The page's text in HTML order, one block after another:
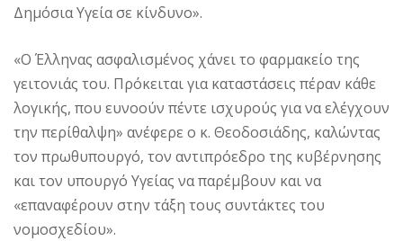
Δημόσια Υγεία σε κίνδυνο».
«Ο Έλληνας ασφαλισμένος χάνει το φαρμακείο της
γειτονιάς του. Πρόκειται για καταστάσεις πέραν κάθε
λογικής, που ευνοούν πέντε ισχυρούς για να ελέγχουν
την περίθαλψη» ανέφερε ο κ. Θεοδοσιάδης, καλώντας
τον πρωθυπουργό, τον αντιπρόεδρο της κυβέρνησης
και τον υπουργό Υγείας να παρέμβουν και να
«επαναφέρουν στην τάξη τους συντάκτες του
νομοσχεδίου».